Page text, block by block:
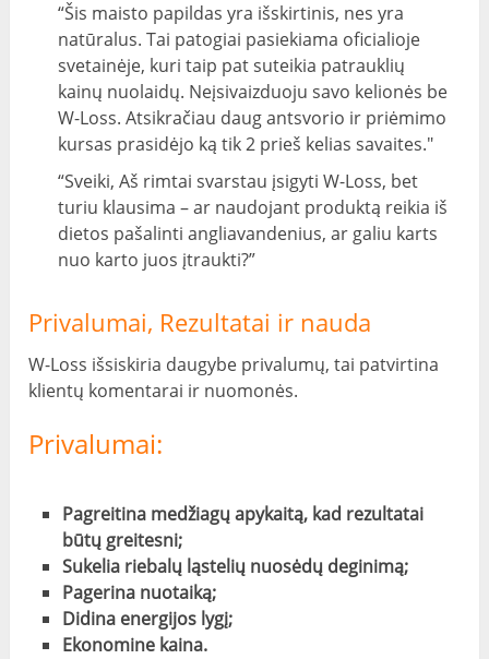
“Šis maisto papildas yra išskirtinis, nes yra
natūralus. Tai patogiai pasiekiama oficialioje
svetainėje, kuri taip pat suteikia patrauklių
kainų nuolaidų. Neįsivaizduoju savo kelionės be
W-Loss. Atsikračiau daug antsvorio ir priėmimo
kursas prasidėjo ką tik 2 prieš kelias savaites."
“Sveiki, Aš rimtai svarstau įsigyti W-Loss, bet
turiu klausima – ar naudojant produktą reikia iš
dietos pašalinti angliavandenius, ar galiu karts
nuo karto juos įtraukti?”
Privalumai, Rezultatai ir nauda
W-Loss išsiskiria daugybe privalumų, tai patvirtina
klientų komentarai ir nuomonės.
Privalumai:
Pagreitina medžiagų apykaitą, kad rezultatai
būtų greitesni;
Sukelia riebalų ląstelių nuosėdų deginimą;
Pagerina nuotaiką;
Didina energijos lygį;
Ekonomine kaina.